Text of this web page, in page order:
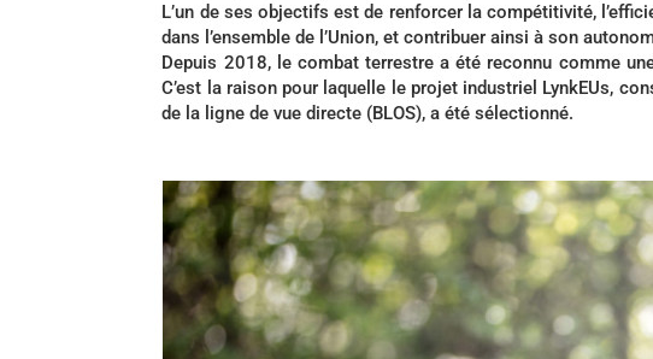
L’un de ses objectifs est de renforcer la compétitivité,
dans l’ensemble de l’Union, et contribuer ainsi à son
Depuis 2018, le combat terrestre a été reconnu comme
C’est la raison pour laquelle le projet industriel LynkEUs,
de la ligne de vue directe (BLOS), a été sélectionné.